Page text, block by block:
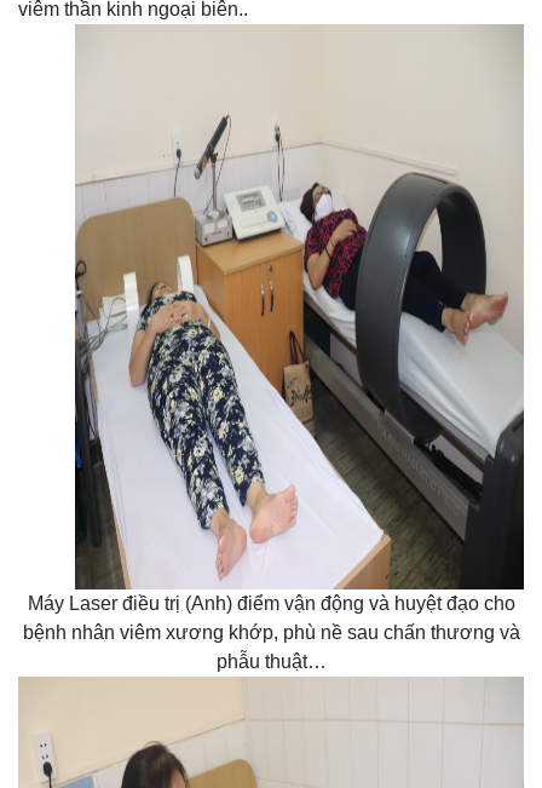
viêm đa khớp thoái hóa, chậm lành xương sau phẫu thuật,
Máy Laser điều trị (Anh) điểm vận động và huyệt đạo cho
bệnh nhân viêm xương khớp, phù nề sau chấn thương và